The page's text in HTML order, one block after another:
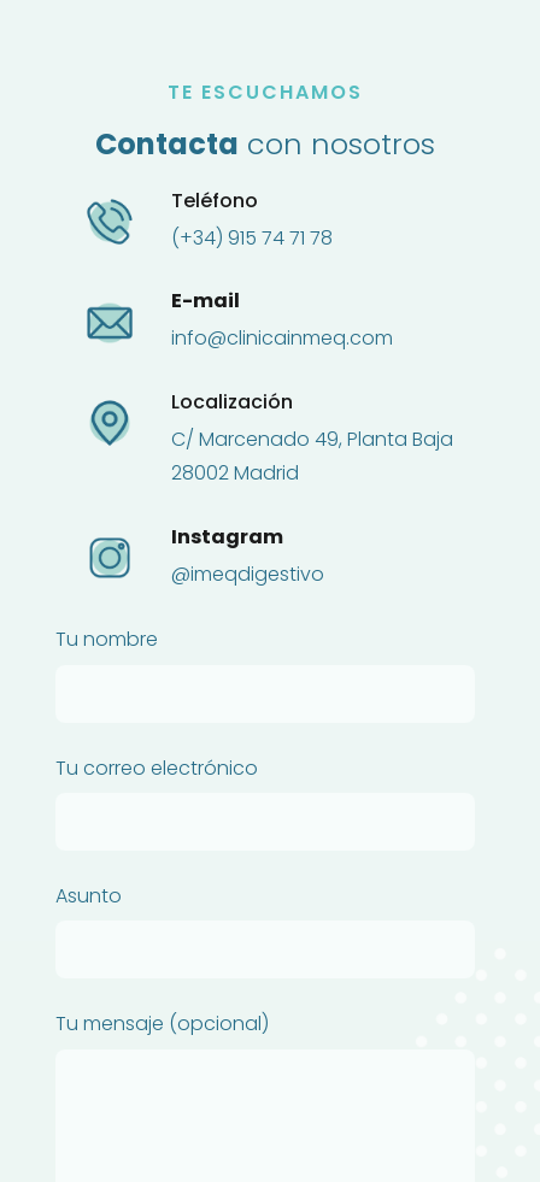
TE ESCUCHAMOS
Contacta con nosotros
Teléfono
(+34) 915 74 71 78
E-mail
info@clinicainmeq.com
Localización
C/ Marcenado 49, Planta Baja
28002 Madrid
Instagram
@imeqdigestivo
Tu nombre
Tu correo electrónico
Asunto
Tu mensaje (opcional)